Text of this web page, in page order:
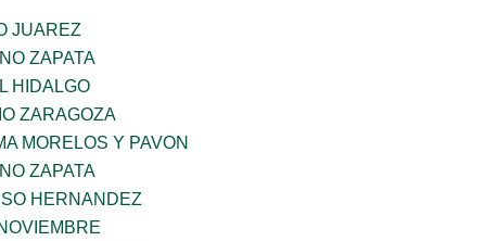
JUAREZ
ZAPATA
HIDALGO
ZARAGOZA
MORELOS Y PAVON
ZAPATA
HERNANDEZ